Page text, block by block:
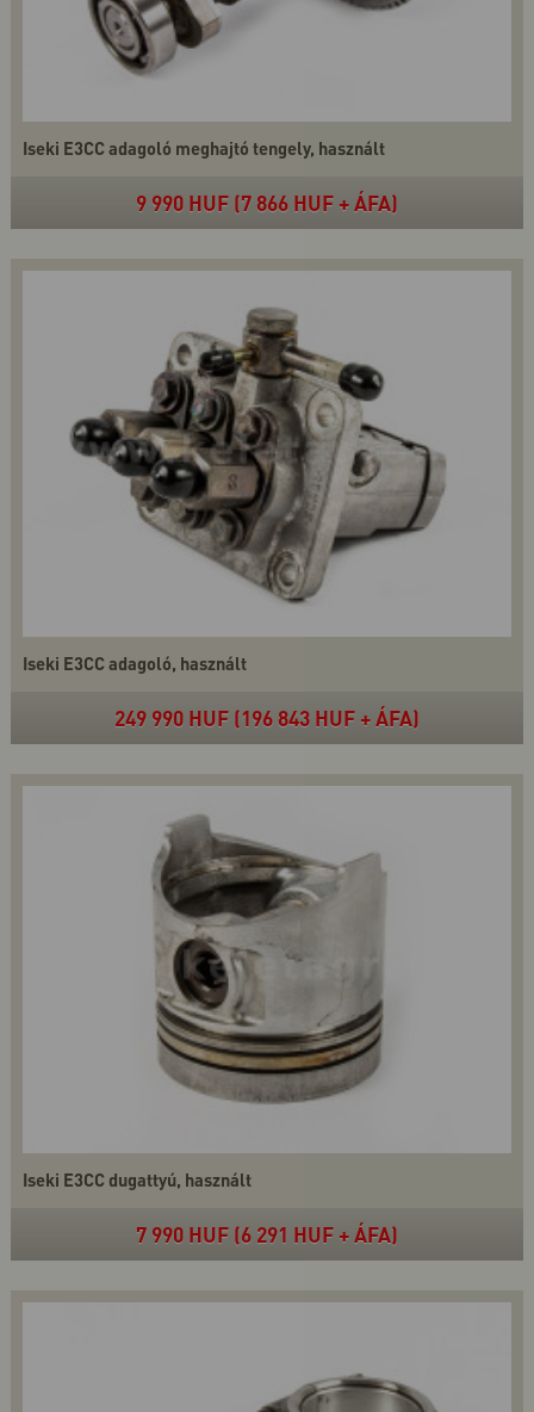
Iseki E3CC adagoló meghajtó tengely, használt
9 990 HUF (7 866 HUF + ÁFA)
Iseki E3CC adagoló, használt
249 990 HUF (196 843 HUF + ÁFA)
Iseki E3CC dugattyú, használt
7 990 HUF (6 291 HUF + ÁFA)